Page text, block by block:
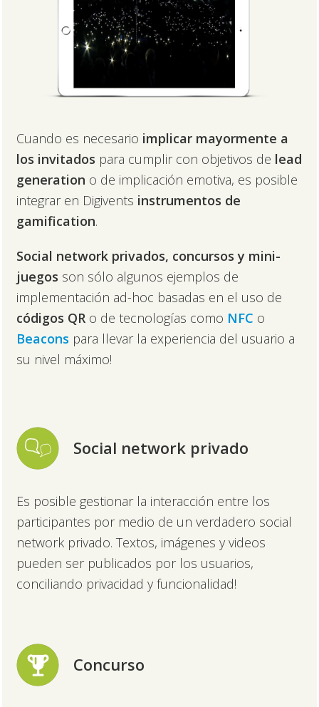
Cuando es necesario implicar mayormente a
los invitados para cumplir con objetivos de lead
generation o de implicación emotiva, es posible
integrar en Digivents instrumentos de
gamification.
Social network privados, concursos y mini-
juegos son sólo algunos ejemplos de
implementación ad-hoc basadas en el uso de
códigos QR o de tecnologías como NFC o
Beacons para llevar la experiencia del usuario a
su nivel máximo!
Social network privado
Es posible gestionar la interacción entre los
participantes por medio de un verdadero social
network privado. Textos, imágenes y videos
pueden ser publicados por los usuarios,
conciliando privacidad y funcionalidad!
Concurso